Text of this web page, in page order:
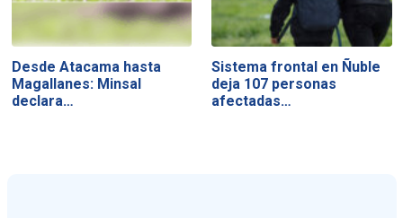
Desde Atacama hasta
Magallanes: Minsal
declara…
Sistema frontal en Ñuble
deja 107 personas
afectadas…